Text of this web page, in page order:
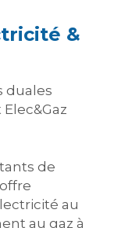
&
duales
de
au
au gaz à